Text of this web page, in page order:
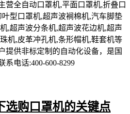
营全自动口罩机,平面口罩机,折叠口
型口罩机,超声波裥棉机,汽车脚垫
,超声波分条机,超声波花边机,超声
机,皮革冲孔机,条形帽机,鞋套机等
提供非标定制的自动化设备，是国
系电话:400-600-8299
选购口罩机的关键点